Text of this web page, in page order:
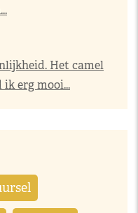
Het camel
erg mooi...